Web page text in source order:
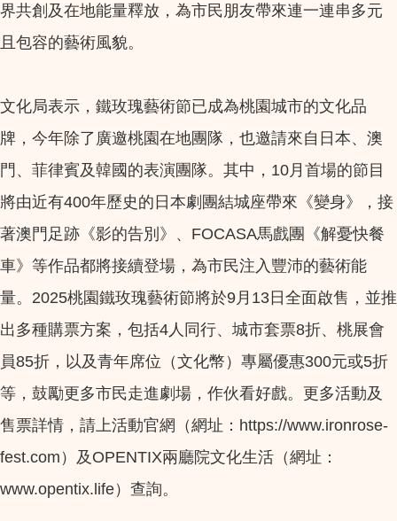
界共創及在地能量釋放，為市民朋友帶來連一連串多元
且包容的藝術風貌。
文化局表示，鐵玫瑰藝術節已成為桃園城市的文化品
牌，今年除了廣邀桃園在地團隊，也邀請來自日本、澳
門、菲律賓及韓國的表演團隊。其中，10月首場的節目
將由近有400年歷史的日本劇團結城座帶來《變身》，接
著澳門足跡《影的告別》、FOCASA馬戲團《解憂快餐
車》等作品都將接續登場，為市民注入豐沛的藝術能
量。2025桃園鐵玫瑰藝術節將於9月13日全面啟售，並推
出多種購票方案，包括4人同行、城市套票8折、桃展會
員85折，以及青年席位（文化幣）專屬優惠300元或5折
等，鼓勵更多市民走進劇場，作伙看好戲。更多活動及
售票詳情，請上活動官網（網址：https://www.ironrose-
fest.com）及OPENTIX兩廳院文化生活（網址：
www.opentix.life）查詢。